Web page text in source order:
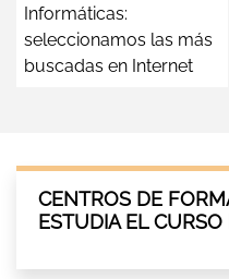
Informáticas:
seleccionamos las más
buscadas en Internet
CENTROS DE
ESTUDIA EL